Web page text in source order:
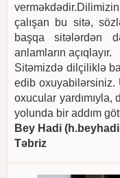
çalışan bu sitə,
başqa sitələrdən
anlamların açıqlayır.
Sitəmizdə dilçiliklə
edib oxuyabilərsiniz.
oxucular yardımıyla,
yolunda bir addım
Bey Hadi (
Təbriz